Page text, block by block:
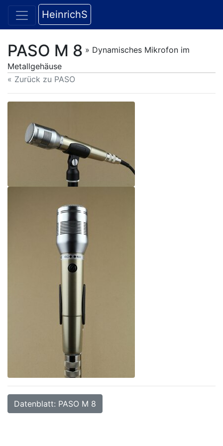
HeinrichS
PASO M 8 » Dynamisches Mikrofon im
Metallgehäuse
« Zurück zu PASO
Datenblatt: PASO M 8